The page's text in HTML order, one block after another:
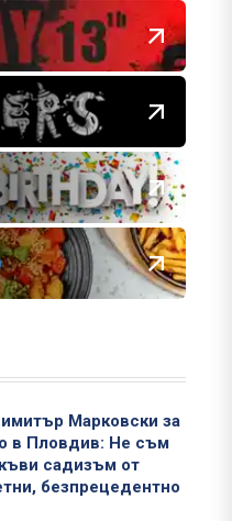
Марковски за
в Пловдив: Не съм
садизъм от
безпрецедентно